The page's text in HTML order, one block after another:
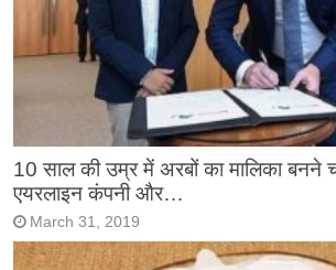
10 साल की उम्र में अरबों का मालिका बनने
एयरलाइन कंपनी और…
March 31, 2019